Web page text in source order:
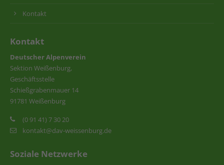
Kontakt
Kontakt
Deutscher Alpenverein
Sektion Weißenburg,
Geschäftsstelle
Schießgrabenmauer 14
91781 Weißenburg
(0 91 41) 7 30 20
kontakt@dav-weissenburg.de
Soziale Netzwerke